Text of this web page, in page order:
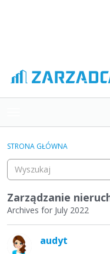
o
g
e
m
e
n
Kategorie
Dyskusje
Aktywność
STRONA GŁÓWNA
Zarządzanie
Archives for July 2022
audyt